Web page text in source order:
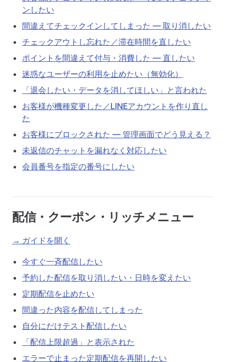
ンしたい
間違えてチェックインしてしまった — 取り消したい
チェックアウトし忘れた／滞在時間を直したい
ポイントを間違えて付与・消費した — 直したい
迷惑なユーザーの利用を止めたい（無効化）
「退会したい・データを消してほしい」と言われた
お客様が機種変更した／LINEアカウントを作り直し
た
お客様にブロックされた — 管理画面でどう見える？
未返信のチャットを漏れなく対応したい
会員番号を指定の番号にしたい
配信・クーポン・リッチメニュー
→ ガイドを開く
今すぐ一斉配信したい
予約した配信を取り消したい・日時を変えたい
定期配信を止めたい
間違った内容を配信してしまった
自分にだけテスト配信したい
「配信上限超過」と表示された
エラーで止まった定期配信を再開したい